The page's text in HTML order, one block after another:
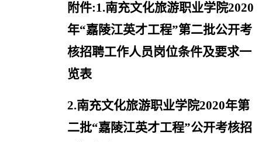
附件:1.南充文化旅游职业学院2020
年“嘉陵江英才工程”第二批公开考
核招聘工作人员岗位条件及要求一
览表
2.南充文化旅游职业学院2020年第
二批“嘉陵江英才工程”公开考核招